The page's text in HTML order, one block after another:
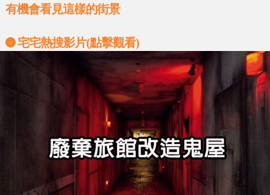
有機會看見這樣的街景
宅宅熱搜影片(點擊觀看)